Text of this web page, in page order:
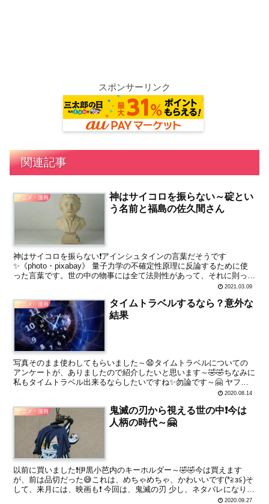
スポンサーリンク
関連記事
アニメ・漫画
神はサイコロを振らない～碇とい
う名前と福島の佐久間さん
神はサイコロを振らない❗アインシュタインの言葉だそうです
✨《photo・pixabay》 量子力学の不確定性原理に反論するために使
った言葉です。世の中の物事には全て法則性があって、それに則って
2021.03.09
アニメ・漫画
タイムトラベルするなら？意外な
結果
写真そのまま使わしてもらいました～😧タイムトラベルについての
アンケートが、ありましたので紹介したいと思います～🤣🤣ちなみに
私もタイムトラベル出来るならしたいですね✨勿論です～🤗 ヤフー
で、記事になるほどなんて～🤗 タイムトラベルできるならど...2020.08.14
アニメ・漫画
鬼滅の刃から視える世の中❗今は
人柄の時代～🤗
以前に買いました❗伊黒小芭内のキーホルダー～🤣🤣今は買えます
が、前は品切だった😅これは、めちゃめちゃ、かわいいです(*≧з≦)そ
して、来月には、映画も❗ 今回は、鬼滅の刃 少し、ネタバレになりま
2020.09.27